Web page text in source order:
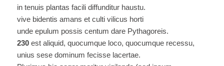
in tenuis plantas facili diffunditur haustu.
vive bidentis amans et culti vilicus horti
unde epulum possis centum dare Pythagoreis.
230est aliquid, quocumque loco, quocumque recessu,
unius sese dominum fecisse lacertae.